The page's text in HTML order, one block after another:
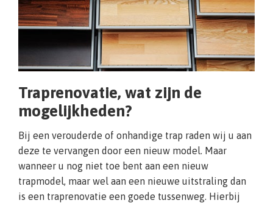
Traprenovatie, wat zijn de
mogelijkheden?
Bij een verouderde of onhandige trap raden wij u aan
deze te vervangen door een nieuw model. Maar
wanneer u nog niet toe bent aan een nieuw
trapmodel, maar wel aan een nieuwe uitstraling dan
is een traprenovatie een goede tussenweg. Hierbij